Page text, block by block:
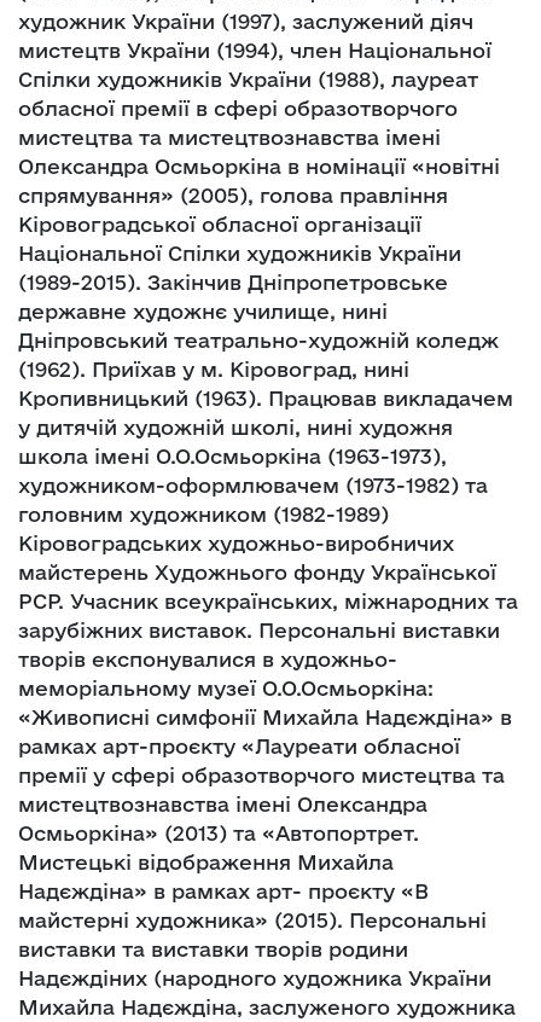
художник України (1997), заслужений діяч
мистецтв України (1994), член Національної
Спілки художників України (1988), лауреат
обласної премії в сфері образотворчого
мистецтва та мистецтвознавства імені
Олександра Осмьоркіна в номінації «новітні
спрямування» (2005), голова правління
Кіровоградської обласної організації
Національної Спілки художників України
(1989-2015). Закінчив Дніпропетровське
державне художнє училище, нині
Дніпровський театрально-художній коледж
(1962). Приїхав у м. Кіровоград, нині
Кропивницький (1963). Працював викладачем
у дитячій художній школі, нині художня
школа імені О.О.Осмьоркіна (1963-1973),
художником-оформлювачем (1973-1982) та
головним художником (1982-1989)
Кіровоградських художньо-виробничих
майстерень Художнього фонду Української
РСР. Учасник всеукраїнських, міжнародних та
зарубіжних виставок. Персональні виставки
творів експонувалися в художньо-
меморіальному музеї О.О.Осмьоркіна:
«Живописні симфонії Михайла Надєждіна» в
рамках арт-проєкту «Лауреати обласної
премії у сфері образотворчого мистецтва та
мистецтвознавства імені Олександра
Осмьоркіна» (2013) та «Автопортрет.
Мистецькі відображення Михайла
Надєждіна» в рамках арт- проєкту «В
майстерні художника» (2015). Персональні
виставки та виставки творів родини
Надєждіних (народного художника України
Михайла Надєждіна, заслуженого художника